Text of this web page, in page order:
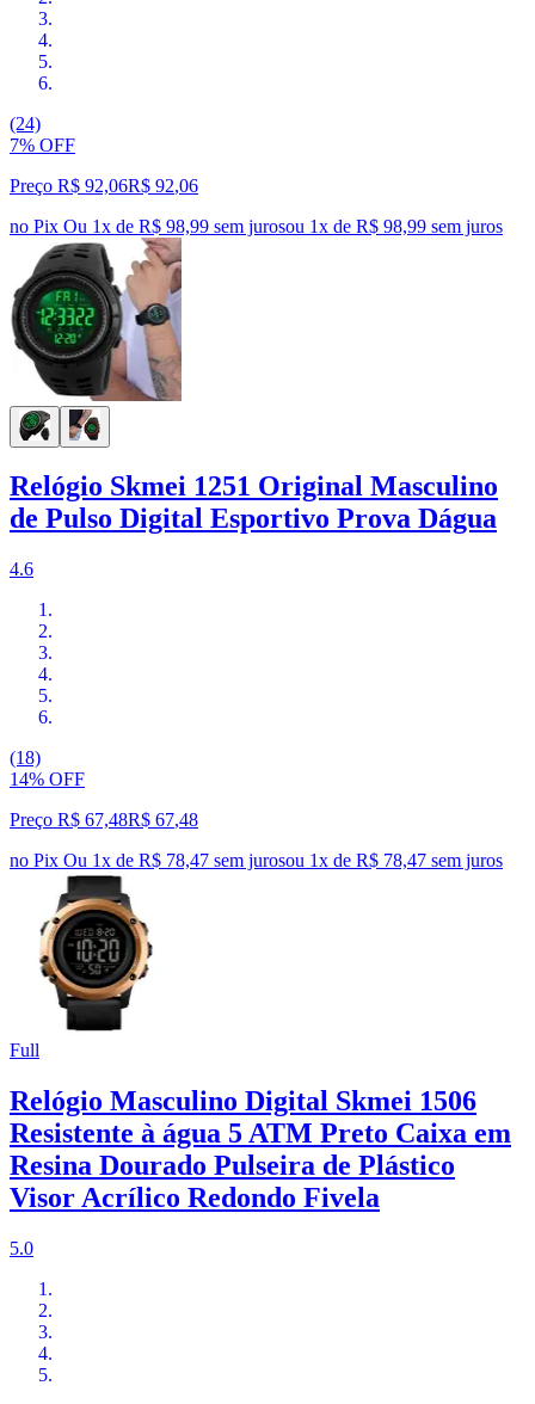
(24)
7% OFF
Preço R$ 92,06R$ 92,06
no Pix Ou 1x de R$ 98,99 sem jurosou 1x de R$ 98,99 sem juros
Relógio Skmei 1251 Original Masculino
de Pulso Digital Esportivo Prova Dágua
4.6
(18)
14% OFF
Preço R$ 67,48R$ 67,48
no Pix Ou 1x de R$ 78,47 sem jurosou 1x de R$ 78,47 sem juros
Full
Relógio Masculino Digital Skmei 1506
Resistente à água 5 ATM Preto Caixa em
Resina Dourado Pulseira de Plástico
Visor Acrílico Redondo Fivela
5.0